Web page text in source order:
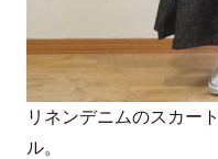
リネンデニムのスカー
ル。